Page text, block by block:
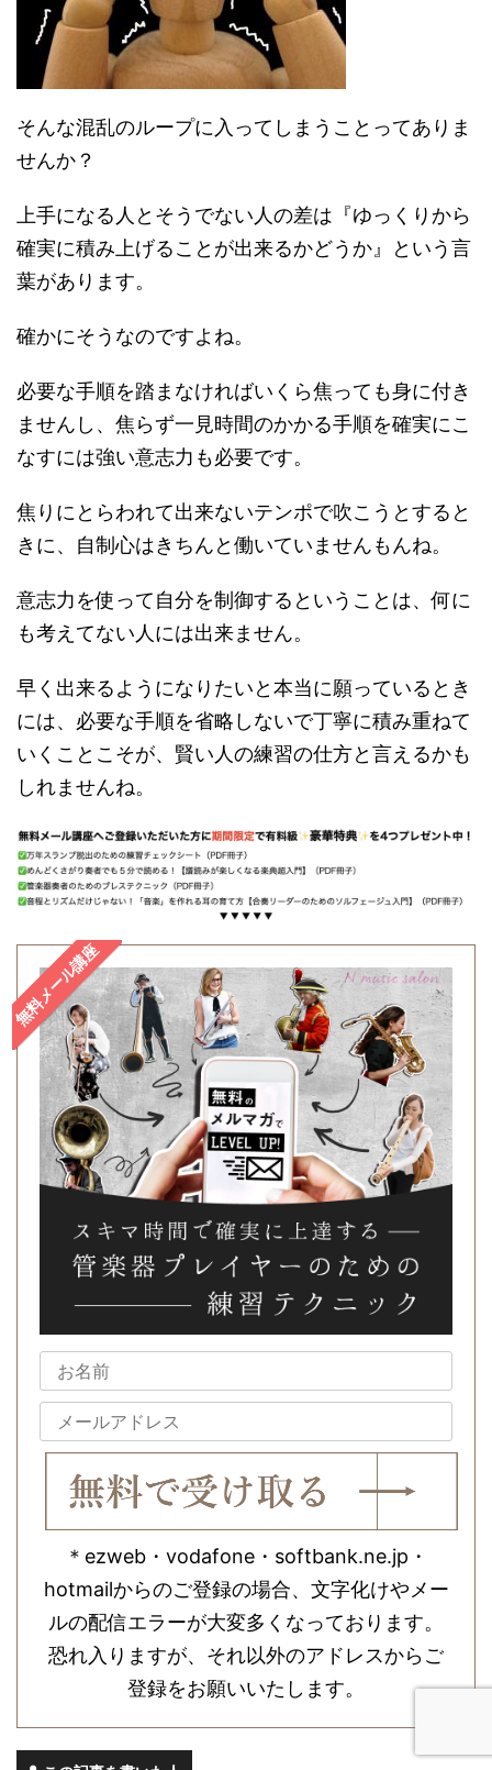
そんな混乱のループに入ってしまうことってありま
せんか？
上手になる人とそうでない人の差は『ゆっくりから
確実に積み上げることが出来るかどうか』という言
葉があります。
確かにそうなのですよね。
必要な手順を踏まなければいくら焦っても身に付き
ませんし、焦らず一見時間のかかる手順を確実にこ
なすには強い意志力も必要です。
焦りにとらわれて出来ないテンポで吹こうとすると
きに、自制心はきちんと働いていませんもんね。
意志力を使って自分を制御するということは、何に
も考えてない人には出来ません。
早く出来るようになりたいと本当に願っているとき
には、必要な手順を省略しないで丁寧に積み重ねて
いくことこそが、賢い人の練習の仕方と言えるかも
しれませんね。
無料メール講座
＊ezweb・vodafone・softbank.ne.jp・
hotmailからのご登録の場合、文字化けやメー
ルの配信エラーが大変多くなっております。
恐れ入りますが、それ以外のアドレスからご
登録をお願いいたします。